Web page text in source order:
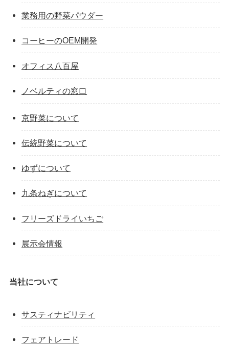
業務用の野菜パウダー
コーヒーのOEM開発
オフィス八百屋
ノベルティの窓口
京野菜について
伝統野菜について
ゆずについて
九条ねぎについて
フリーズドライいちご
展示会情報
当社について
サスティナビリティ
フェアトレード